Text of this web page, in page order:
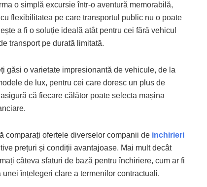
o simplă excursie într-o aventură memorabilă,
flexibilitatea pe care transportul public nu o poate
a fi o soluție ideală atât pentru cei fără vehicul
transport pe durată limitată.
găsi o varietate impresionantă de vehicule, de la
de lux, pentru cei care doresc un plus de
că fiecare călător poate selecta mașina
comparați ofertele diverselor companii de inchirieri
prețuri și condiții avantajoase. Mai mult decât
câteva sfaturi de bază pentru închiriere, cum ar fi
înțelegeri clare a termenilor contractuali.